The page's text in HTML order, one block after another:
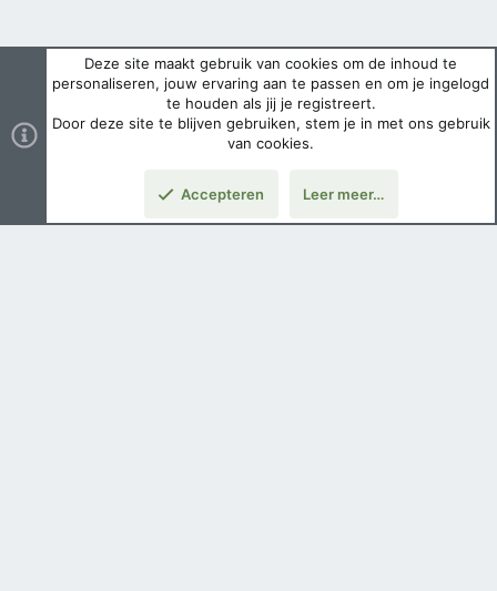
Deze site maakt gebruik van cookies om de inhoud te
personaliseren, jouw ervaring aan te passen en om je ingelogd
te houden als jij je registreert.
Door deze site te blijven gebruiken, stem je in met ons gebruik
van cookies.
Accepteren Leer meer…